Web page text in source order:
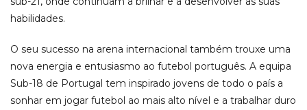
habilidades.
O seu sucesso na arena internacional também trouxe uma
nova energia e entusiasmo ao futebol português. A equipa
Sub-18 de Portugal tem inspirado jovens de todo o país a
sonhar em jogar futebol ao mais alto nível e a trabalhar duro